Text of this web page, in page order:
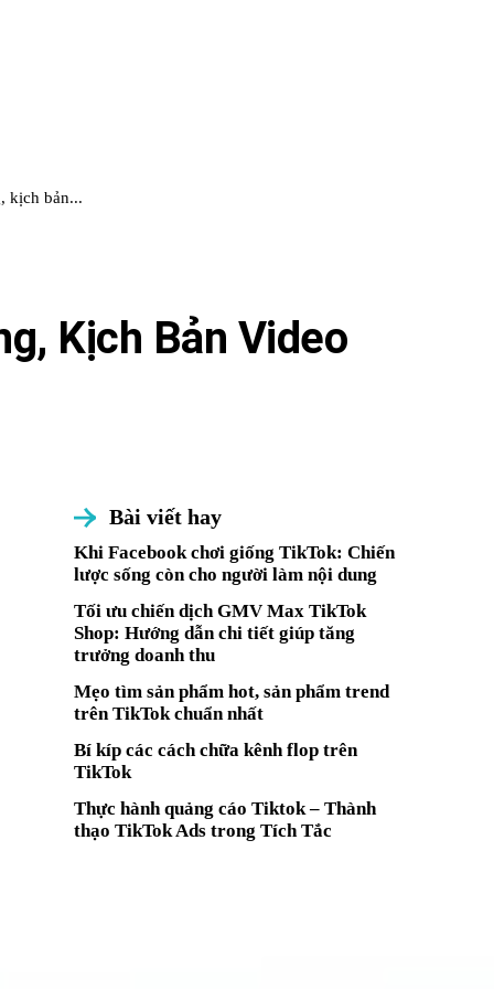
kịch bản...
Kịch Bản Video
Bài viết hay
Khi Facebook chơi giống TikTok: Chiến
lược sống còn cho người làm nội dung
Tối ưu chiến dịch GMV Max TikTok
Shop: Hướng dẫn chi tiết giúp tăng
trưởng doanh thu
Mẹo tìm sản phẩm hot, sản phẩm trend
trên TikTok chuẩn nhất
Bí kíp các cách chữa kênh flop trên
TikTok
Thực hành quảng cáo Tiktok – Thành
thạo TikTok Ads trong Tích Tắc